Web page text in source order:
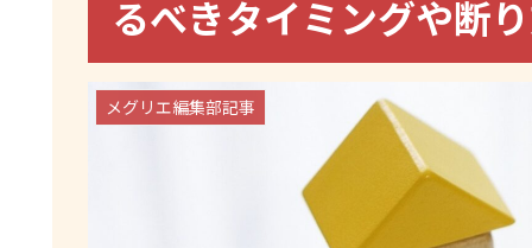
るべきタイミングや断
メグリエ編集部記事